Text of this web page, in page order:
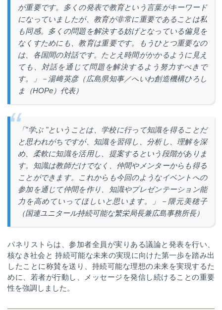
が重要です。多くの発表で教育という言葉がキーワード
になっていましたが、教育が非常に重要であることは私
も同感。多くの問題を解決する妨げとなっている偏見を
なくすためにも、教育は重要です。もうひとつ重要なの
は、各国間の対話です。たとえ時間がかかるように見え
ても、対話を通じて問題を解決するよう努力すべきで
す。」－湯﨑英彦（広島県知事／へいわ創造機構ひろし
ま（HOPe ）代表）
「"学ぶ"ということは、学校に行って知識を得ることだ
と思われがちですが、知識を習得し、分析し、理解を深
め、柔軟に知識を活用し、提案するという段階がありま
す。知識は教師だけでなく、仲間やメンターからも得る
ことができます。これからも今回のようなイベントへの
参加を通じて仲間を作り、知識やプレゼンテーション能
力を高めていってほしいと思います。」－隈元美穂子
（国連ユニタール持続可能な繁栄局長兼広島事務所長）
パネリストらは、参加者全員が実りある議論と発表を行い、
核なき社会と 持続可能な未来の実現に向けた第一歩を踏み出
したことに称賛を送り、持続可能な理想の未来を実現するた
めに、若者が行動し、メッセージを発信し続けることの重要
性を強調しました。